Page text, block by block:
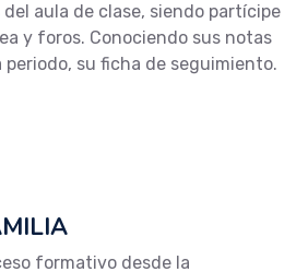
aula de clase, siendo partícipe
y foros. Conociendo sus notas
periodo, su ficha de seguimiento.
formativo desde la